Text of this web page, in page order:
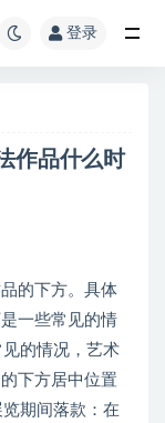
登录
作品什么时
的下方。具体
一些常见的情
的情况，艺术
下方居中位置
期间落款：在